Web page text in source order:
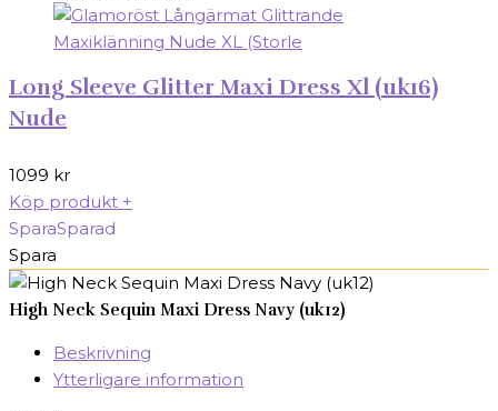
Long Sleeve Glitter Maxi Dress Xl (uk16)
Nude
1099 kr
Köp produkt +
SparaSparad
Spara
High Neck Sequin Maxi Dress Navy (uk12)
Beskrivning
Ytterligare information